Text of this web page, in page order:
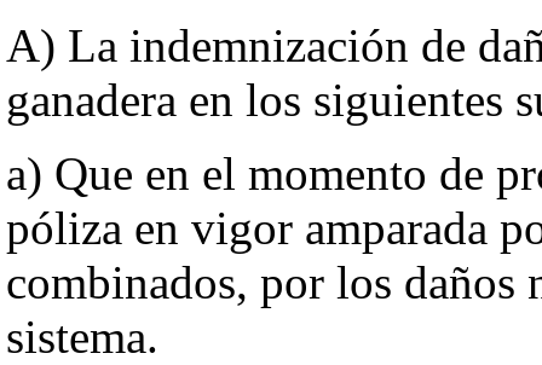
A) La indemnización de
ganadera en los siguientes
a) Que en el momento de
póliza en vigor amparada
combinados, por los daños
sistema.